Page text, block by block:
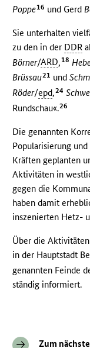
Poppe16 und Gerd
Sie unterhalten
zu den in der DDR
Börner/ARD,18
Brüssau21 und
Röder/epd,24
Rundschau«.26
Die genannten
Popularisierung
Kräften geplanten
Aktivitäten in
gegen die
haben damit
inszenierten Hetz-
Über die
in der Hauptstadt
genannten Feinde
ständig informiert.
Zum